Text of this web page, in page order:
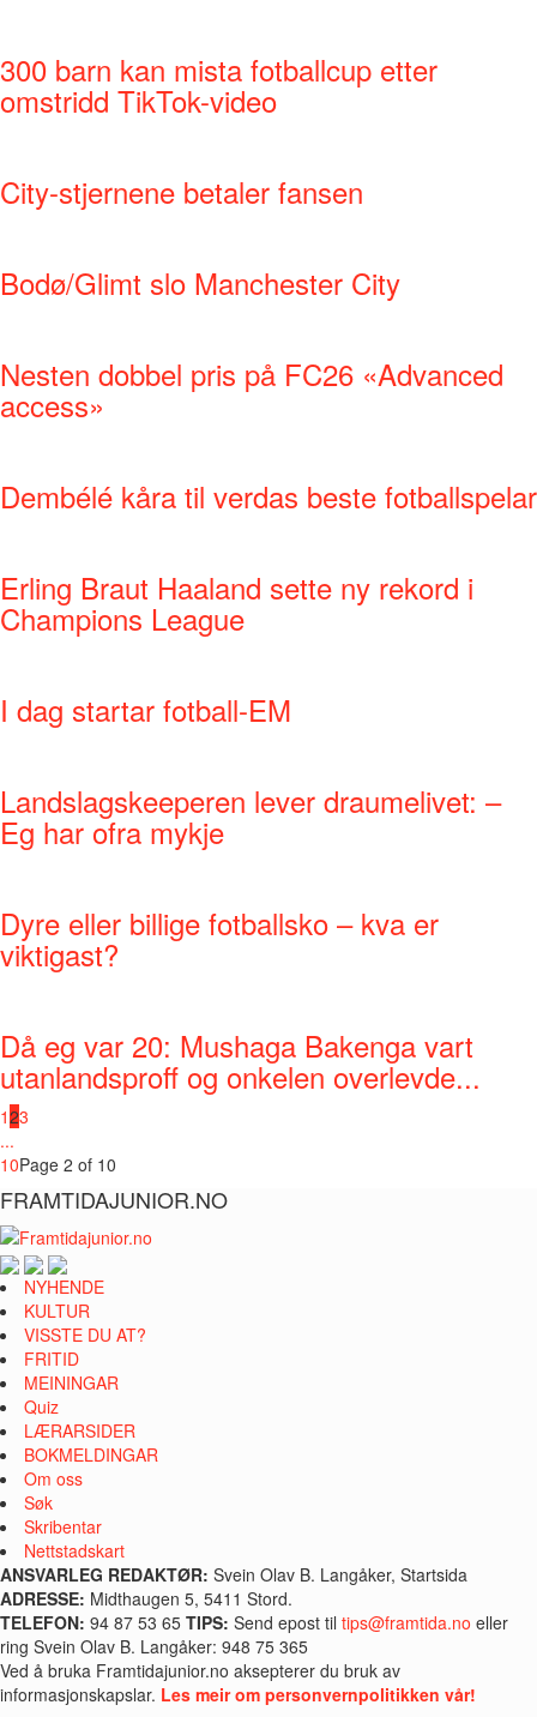
300 barn kan mista fotballcup etter
omstridd TikTok-video
City-stjernene betaler fansen
Bodø/Glimt slo Manchester City
Nesten dobbel pris på FC26 «Advanced
access»
Dembélé kåra til verdas beste fotballspelar
Erling Braut Haaland sette ny rekord i
Champions League
I dag startar fotball-EM
Landslagskeeperen lever draumelivet: –
Eg har ofra mykje
Dyre eller billige fotballsko – kva er
viktigast?
Då eg var 20: Mushaga Bakenga vart
utanlandsproff og onkelen overlevde...
123
...
10Page 2 of 10
FRAMTIDAJUNIOR.NO
NYHENDE
KULTUR
VISSTE DU AT?
FRITID
MEININGAR
Quiz
LÆRARSIDER
BOKMELDINGAR
Om oss
Søk
Skribentar
Nettstadskart
ANSVARLEG REDAKTØR: Svein Olav B. Langåker, Startsida
ADRESSE: Midthaugen 5, 5411 Stord.
TELEFON: 94 87 53 65 TIPS: Send epost til tips@framtida.no eller
ring Svein Olav B. Langåker: 948 75 365
Ved å bruka Framtidajunior.no aksepterer du bruk av
informasjonskapslar. Les meir om personvernpolitikken vår!